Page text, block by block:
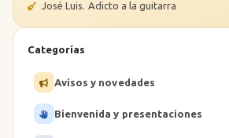
José Luis. Adicto a la guitarra
Categorías
Avisos y novedades
Bienvenida y presentaciones